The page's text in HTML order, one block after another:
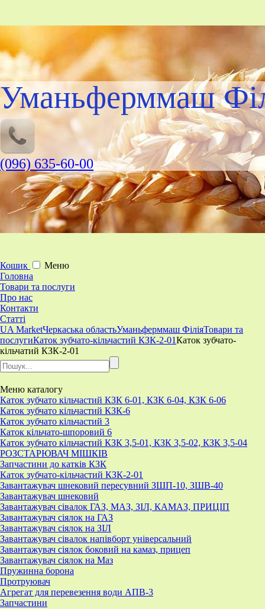
Уманьферммаш
(096) 635-60-00
Кошик
Меню
Головна
Товари та послуги
Про нас
Контакти
Статті
UA MarketЧеркаська областьУманьферммаш ФіліяТовари та
послугиКаток зубчато-кільчастий КЗК-2-01Каток зубчато-
кільчатий КЗК-2-01
Меню каталогу
Каток зубчато кільчастий КЗК 6-01, КЗК 6-04, КЗК 6-06
Каток зубчато кільчастий КЗК-6
Каток зубчато кільчастий 3
Каток кільчато-шпоровий 6
Каток зубчато кільчастий КЗК 3,5-01, КЗК 3,5-02, КЗК 3,5-04
РОЗСТАРЮВАЧ МІШКІВ
Запчастини до катків КЗК
Каток зубчато-кільчастий КЗК-2-01
Завантажувач шнековий пересувний ЗШП-10, ЗШВ-40
Завантажувач шнековий
Завантажувач сівалок ГАЗ, МАЗ, ЗІЛ, КАМАЗ, ПРИЦІП
Завантажувач сіялок на ГАЗ
Завантажувач сіялок на ЗІЛ
Завантажувач сівалок напівборт універсальний
Завантажувач сіялок боковий на камаз, прицеп
Завантажувач сіялок на Маз
Пружинна борона
Протруювач
Агрегат для перевезення води АПВ-3
Запчастини